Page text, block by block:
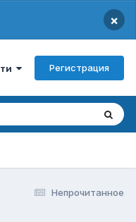
×
Регистрация
Непрочитанное